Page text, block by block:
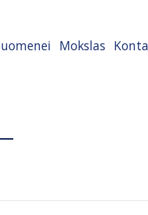
Mokslas